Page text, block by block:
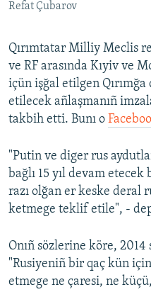
QOŞULIÑIZ!
RFE/RS bütün saytları
Refat Çubarov
Qırımtatar Milliy Meclis
ve RF arasında Kıyiv ve
içün işğal etilgen
etilecek añlaşmanıñ
takbih etti. Bunı o
"Putin ve diger rus
bağlı 15 yıl devam
razı olğan er keske deral
ketmege teklif etile", -
Onıñ sözlerine köre, 2014
"Rusiyeniñ bir qaç kün
etmege ne çaresi, ne